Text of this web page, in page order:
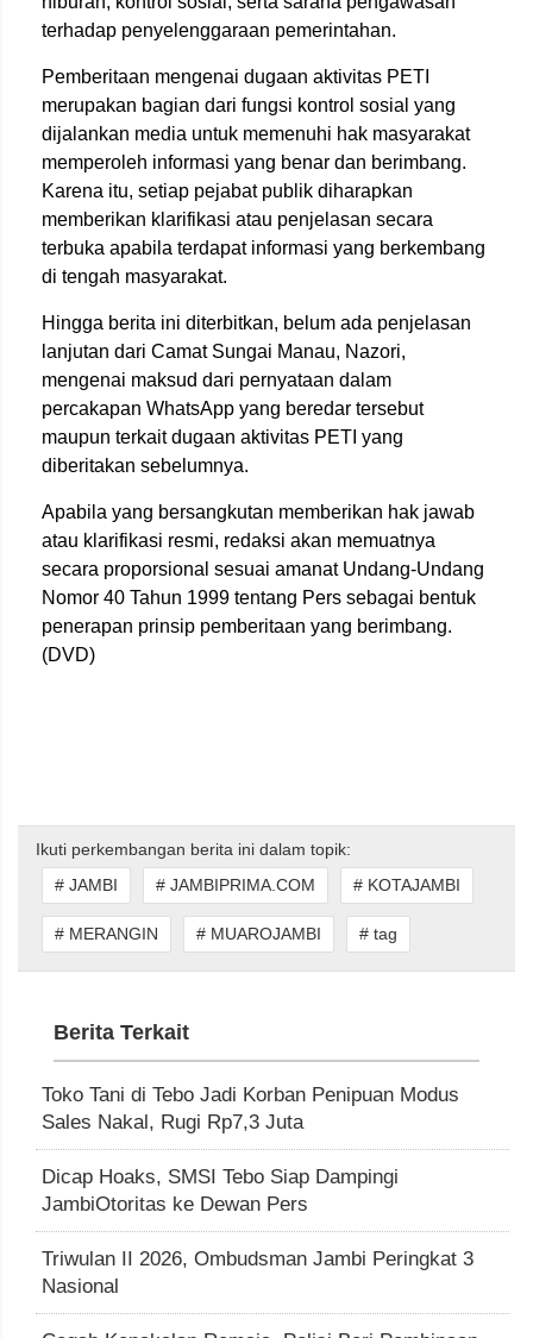
terhadap penyelenggaraan pemerintahan.
Pemberitaan mengenai dugaan aktivitas PETI
merupakan bagian dari fungsi kontrol sosial yang
dijalankan media untuk memenuhi hak masyarakat
memperoleh informasi yang benar dan berimbang.
Karena itu, setiap pejabat publik diharapkan
memberikan klarifikasi atau penjelasan secara
terbuka apabila terdapat informasi yang berkembang
di tengah masyarakat.
Hingga berita ini diterbitkan, belum ada penjelasan
lanjutan dari Camat Sungai Manau, Nazori,
mengenai maksud dari pernyataan dalam
percakapan WhatsApp yang beredar tersebut
maupun terkait dugaan aktivitas PETI yang
diberitakan sebelumnya.
Apabila yang bersangkutan memberikan hak jawab
atau klarifikasi resmi, redaksi akan memuatnya
secara proporsional sesuai amanat Undang-Undang
Nomor 40 Tahun 1999 tentang Pers sebagai bentuk
penerapan prinsip pemberitaan yang berimbang.
(DVD)
Ikuti perkembangan berita ini dalam topik:
# JAMBI
# JAMBIPRIMA.COM # KOTAJAMBI
# MERANGIN # MUAROJAMBI # tag
Berita Terkait
Toko Tani di Tebo Jadi Korban Penipuan Modus
Sales Nakal, Rugi Rp7,3 Juta
Dicap Hoaks, SMSI Tebo Siap Dampingi
JambiOtoritas ke Dewan Pers
Triwulan II 2026, Ombudsman Jambi Peringkat 3
Nasional